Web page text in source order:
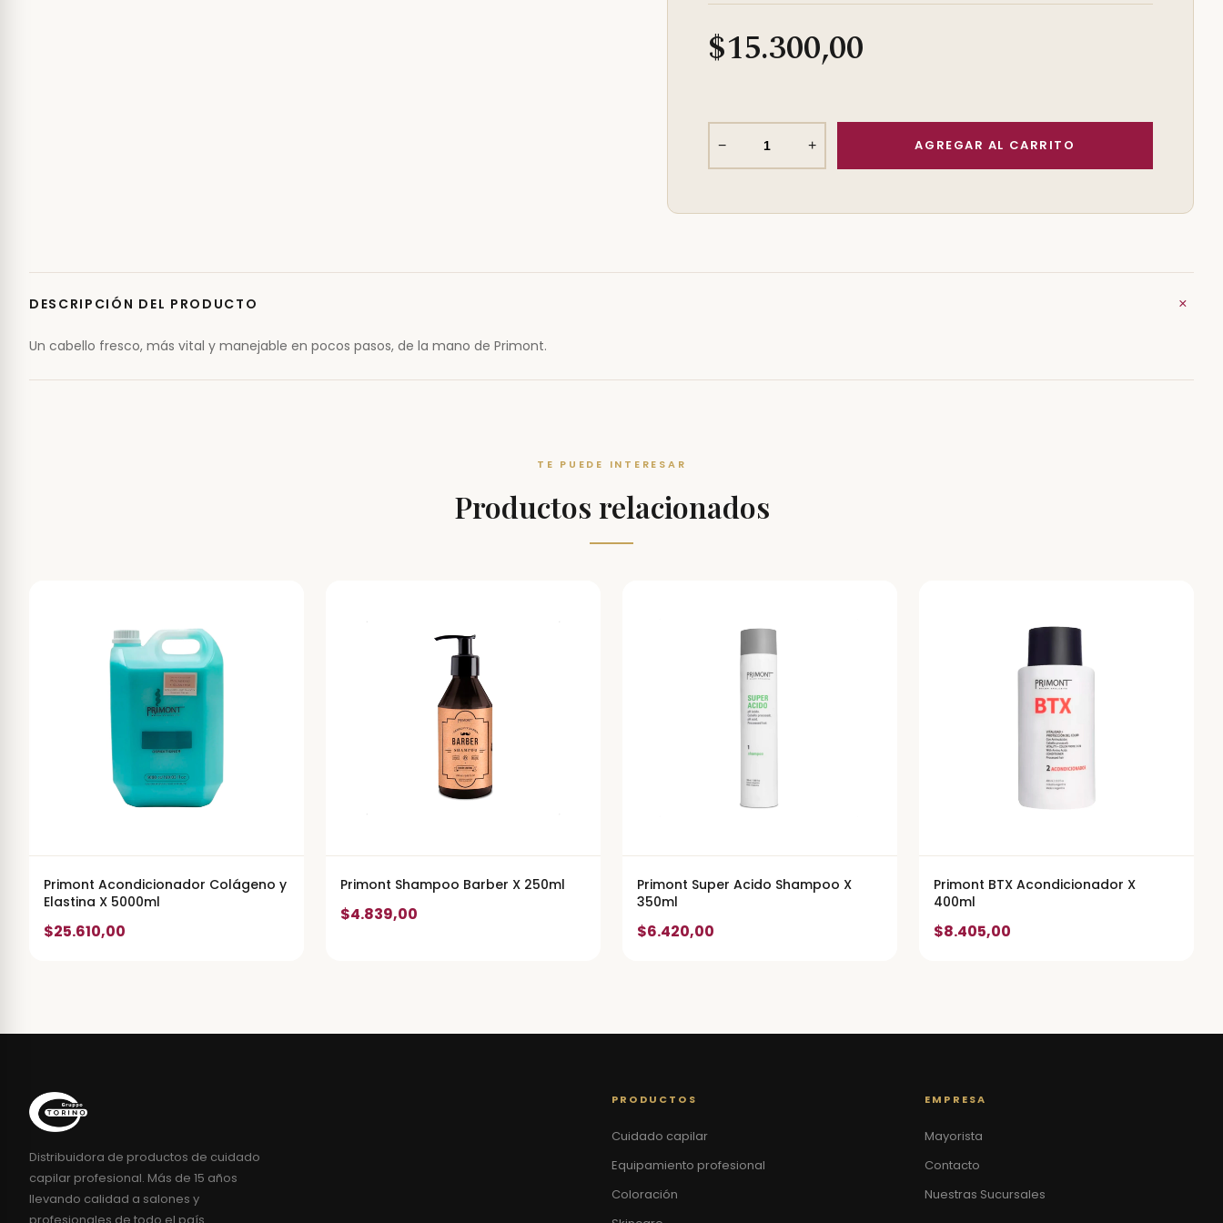
$15.300,00
− +
DESCRIPCIÓN DEL PRODUCTO +
Un cabello fresco, más vital y manejable en pocos pasos, de la mano de Primont.
TE PUEDE INTERESAR
Productos relacionados
Primont Acondicionador Colágeno y
Elastina X 5000ml
$25.610,00
Primont Shampoo Barber X 250ml
$4.839,00
Primont Super Acido Shampoo X
350ml
$6.420,00
Primont BTX Acondicionador X
400ml
$8.405,00
Distribuidora de productos de cuidado
capilar profesional. Más de 15 años
llevando calidad a salones y
PRODUCTOS
Cuidado capilar
Equipamiento profesional
Coloración
EMPRESA
Mayorista
Contacto
Nuestras Sucursales